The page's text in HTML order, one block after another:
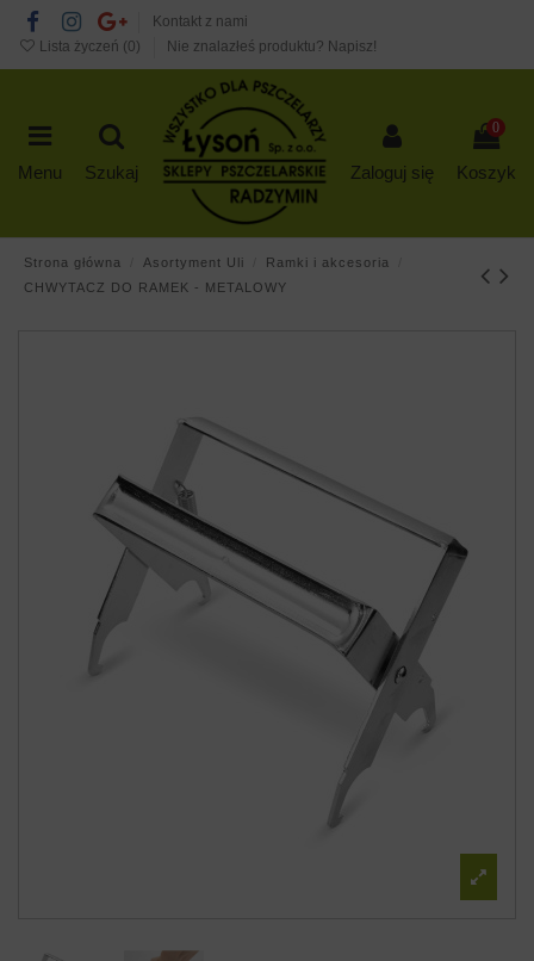
Kontakt z nami
Lista życzeń (0) Nie znalazłeś produktu? Napisz!
Menu Szukaj Zaloguj się
0
Koszyk
Strona główna Asortyment Uli
Ramki i akcesoria
CHWYTACZ DO RAMEK - METALOWY